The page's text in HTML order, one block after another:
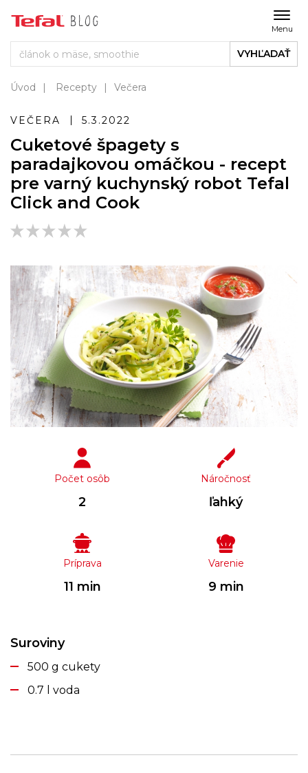
Menu
VYHĽADAŤ
Úvod Recepty Večera
VEČERA 5.3.2022
Cuketové špagety s
paradajkovou omáčkou - recept
pre varný kuchynský robot Tefal
Click and Cook
Počet osôb
2
Náročnosť
ľahký
Príprava
11 min
Varenie
9 min
Suroviny
500 g cukety
0.7 l voda